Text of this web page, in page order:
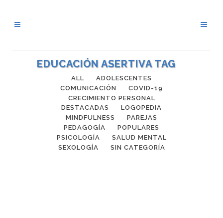
EDUCACIÓN ASERTIVA TAG
ALL
ADOLESCENTES
COMUNICACIÓN
COVID-19
CRECIMIENTO PERSONAL
DESTACADAS
LOGOPEDIA
MINDFULNESS
PAREJAS
PEDAGOGÍA
POPULARES
PSICOLOGÍA
SALUD MENTAL
SEXOLOGÍA
SIN CATEGORÍA